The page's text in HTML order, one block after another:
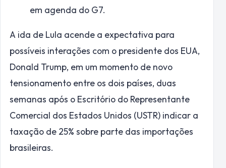
em agenda do G7.
A ida de Lula acende a expectativa para
possíveis interações com o presidente dos EUA,
Donald Trump, em um momento de novo
tensionamento entre os dois países, duas
semanas após o Escritório do Representante
Comercial dos Estados Unidos (USTR) indicar a
taxação de 25% sobre parte das importações
brasileiras.